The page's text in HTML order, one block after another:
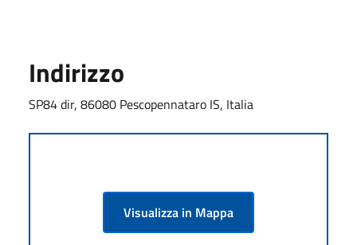
Indirizzo
SP84 dir, 86080 Pescopennataro IS, Italia
Visualizza in Mappa